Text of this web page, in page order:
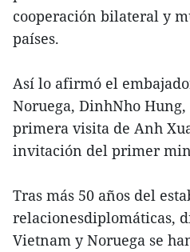
cooperación bilateral y
países.
Así lo afirmó el
Noruega, DinhNho
primera visita de Anh
invitación del primer
Tras más 50 años del
relacionesdiplomáticas,
Vietnam y Noruega se